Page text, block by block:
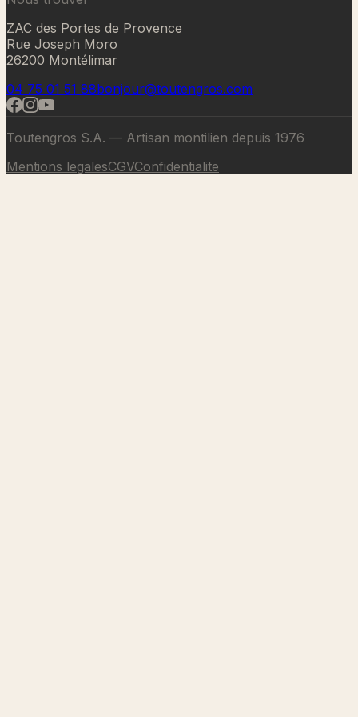
ZAC des Portes de Provence
Rue Joseph Moro
26200 Montélimar
04 75 01 51 88bonjour@toutengros.com
Toutengros S.A. — Artisan montilien depuis 1976
Mentions legalesCGVConfidentialite